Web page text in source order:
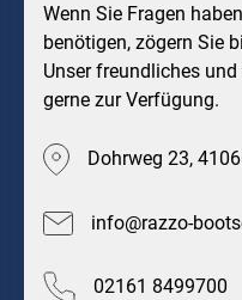
Wenn Sie Fragen
benötigen, zögern Sie
Unser freundliches
gerne zur Verfügung.
Dohrweg 23,
info@razzo-
02161 8499700